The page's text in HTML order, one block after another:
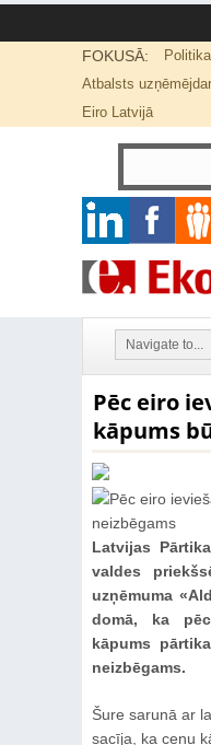
FOKUSĀ: Politika
Atbalsts
Eiro Latvijā
Pēc eiro
kāpums
Latvijas
valdes
uzņēmuma
domā, ka
kāpums
neizbēgams.
Šure sarunā ar
sacīja, ka cenu